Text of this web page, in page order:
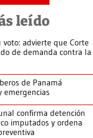
leído
voto: advierte que Corte
de demanda contra la
de Panamá
emergencias
confirma detención
imputados y ordena